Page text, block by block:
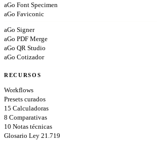
aGo Font Specimen
aGo Faviconic
aGo Signer
aGo PDF Merge
aGo QR Studio
aGo Cotizador
RECURSOS
Workflows
Presets curados
15 Calculadoras
8 Comparativas
10 Notas técnicas
Glosario Ley 21.719